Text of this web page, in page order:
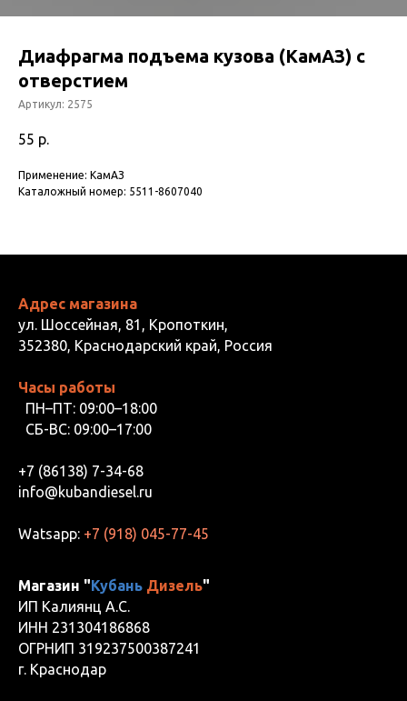
Диафрагма подъема кузова (КамАЗ) с
отверстием
Артикул: 2575
55 р.
Применение: КамАЗ
Каталожный номер: 5511-8607040
Адрес магазина
ул. Шоссейная, 81, Кропоткин,
352380, Краснодарский край, Россия
Часы работы
ПН–ПТ: 09:00–18:00
СБ-ВС: 09:00–17:00
+7 (86138) 7-34-68
info@kubandiesel.ru
Watsapp: +7 (918) 045-77-45
Магазин "Кубань Дизель"
ИП Калиянц А.С.
ИНН 231304186868
ОГРНИП 319237500387241
г. Краснодар